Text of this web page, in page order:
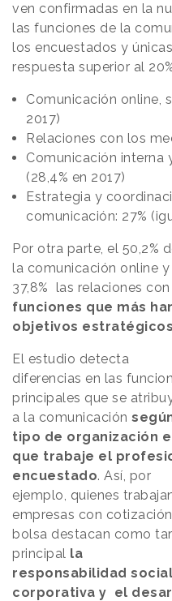
ven confirmadas en la
las funciones de la
los encuestados y
respuesta superior al
Comunicación online,
2017)
Relaciones con los
Comunicación interna
(28,4% en 2017)
Estrategia y
comunicación: 27%
Por otra parte, el 50,2%
la comunicación online
37,8% las relaciones
funciones que más
objetivos
El estudio detecta
diferencias en las
principales que se
a la comunicación
tipo de organización
que trabaje el
encuestado. Así, por
ejemplo, quienes
empresas con
bolsa destacan como
principal la
responsabilidad social
corporativa y el